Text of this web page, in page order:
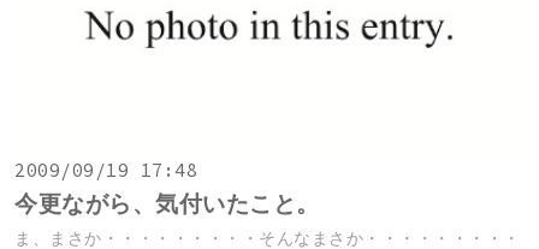
2009/09/19 17:48
今更ながら、気付いたこと。
ま、まさか・・・・・・・・・そんなまさか・・・・・・・・・